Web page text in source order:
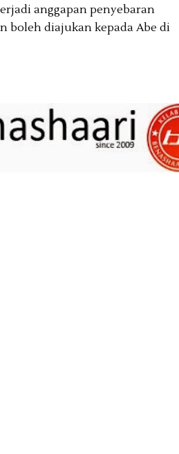
anggapan penyebaran
boleh diajukan kepada Abe di